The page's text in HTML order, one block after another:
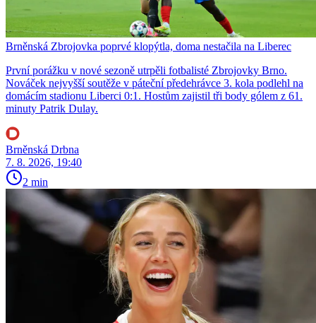
Brněnská Zbrojovka poprvé klopýtla, doma nestačila na Liberec
První porážku v nové sezoně utrpěli fotbalisté Zbrojovky Brno.
Nováček nejvyšší soutěže v páteční předehrávce 3. kola podlehl na
domácím stadionu Liberci 0:1. Hostům zajistil tři body gólem z 61.
minuty Patrik Dulay.
Brněnská Drbna
7. 8. 2026, 19:40
2 min